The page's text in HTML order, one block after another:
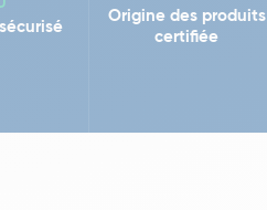
Origine des produits
certifiée